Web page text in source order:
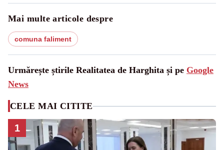
Mai multe articole despre
comuna faliment
Urmărește știrile Realitatea de Harghita și pe Google
News
CELE MAI CITITE
1